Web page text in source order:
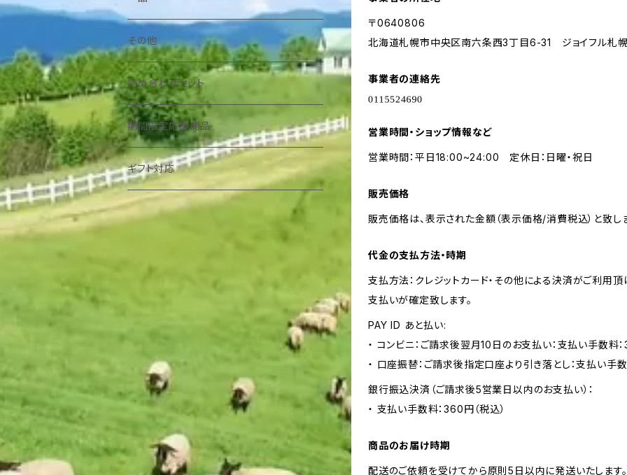
〒0640806
北海道札幌市中央区南六条西3丁目6-31 ジョイフル札
事業者の連絡先
営業時間・ショップ情報など
営業時間：平日18:00~24:00 定休日：日曜・祝日
販売価格
販売価格は、表示された金額（表示価格/消費税込）と致し
代金の支払方法・時期
支払方法：クレジットカード・その他による決済がご利用
支払いが確定致します。
PAY ID あと払い:
・ コンビニ：ご請求後翌月10日のお支払い：支払い手数料：
・ 口座振替：ご請求後指定口座より引き落とし：支払い手
銀行振込決済（ご請求後5営業日以内のお支払い）：
・ 支払い手数料：360円（税込）
商品のお届け時期
配送のご依頼を受けてから原則5日以内に発送いたします
その他
詰め合わせセット
期間限定応援商品
ギフト対応